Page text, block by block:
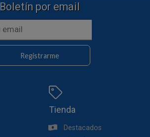
Boletín por email
Registrarme
Tienda
Destacados